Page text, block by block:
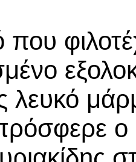
λευκό
ο